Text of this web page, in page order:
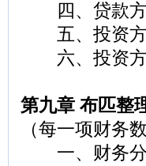
四、贷款方
五、投资方
六、投资方
第九章 布匹整
（每一项财务
一、财务分